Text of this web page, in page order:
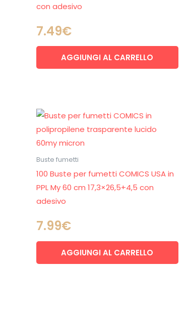
con adesivo
7.49€
AGGIUNGI AL CARRELLO
Buste fumetti
100 Buste per fumetti COMICS USA in
PPL My 60 cm 17,3×26,5+4,5 con
adesivo
7.99€
AGGIUNGI AL CARRELLO